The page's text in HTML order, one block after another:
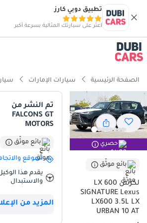
تطبيق دوبي كارز
اعثر على سيارتك المثالية بسرعة أكبر
الصفحة الرئيسية سيارات الإمارات
حصري
بائع موثّق
لكزس LX 600
SIGNATURE Lexus
LX600 3.5L LX
URBAN 10 AT
تم النشر من
FALCONS GT
MOTORS
بائع موثّق
الموقع
يقدم هذا
والاستبدال
المزيد من
ذكاء دوبي كارز
ذكاء دوبيكارز
مصمم خصيصًا للطرق الوعرة
سعة 7 مقاعد أو أكثر مع مقاعد الكابتن
أقل معدل استهلاك في فئته
ملخص
المصممة خصيصًا لتلبية متطلبات شبه الجزيرة
جديدًا تمامًا بمسافة تسليم محدودة، توفر هذه
قوائم الانتظار الطويلة التي عادةً ما تصاحب سيارات